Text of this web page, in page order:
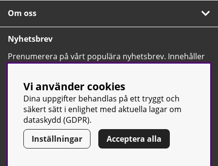
Om oss
Nyhetsbrev
Prenumerera på vårt populära nyhetsbrev. Innehåller
tips, nyheter och våra allra bästa erbjudanden.
© Sport & Gym Butiken JTC AB | Kontakta oss| All rights reserved
| Org.nr: 556668-7058 | Tel: 0500-42 87 00
Vi använder cookies
Dina uppgifter behandlas på ett tryggt och
säkert sätt i enlighet med aktuella lagar om
dataskydd (GDPR).
Inställningar
Acceptera alla